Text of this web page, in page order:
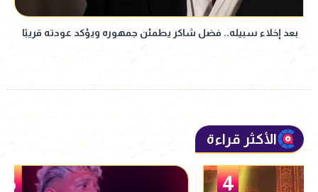
بعد إخلاء سبيله.. فضل شاكر يطمئن جمهوره ويؤكد عودته قريبًا
الأكثر قراءة